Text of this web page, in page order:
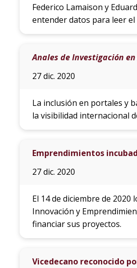
Federico Lamaison y
entender datos para leer
Anales de Investigación
27 dic. 2020
La inclusión en portales y
la visibilidad internacional
Emprendimientos
27 dic. 2020
El 14 de diciembre de
Innovación y
financiar sus proyectos.
Vicedecano reconocido